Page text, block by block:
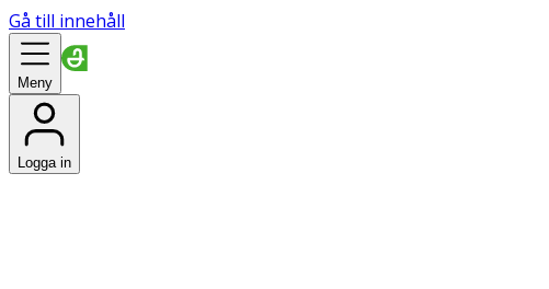
Gå till innehåll
Meny
Logga in